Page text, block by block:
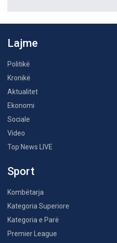
Lajme
Politikë
Kronikë
Aktualitet
Ekonomi
Sociale
Video
Top News LIVE
Sport
Kombëtarja
Kategoria Superiore
Kategoria e Parë
Premier League